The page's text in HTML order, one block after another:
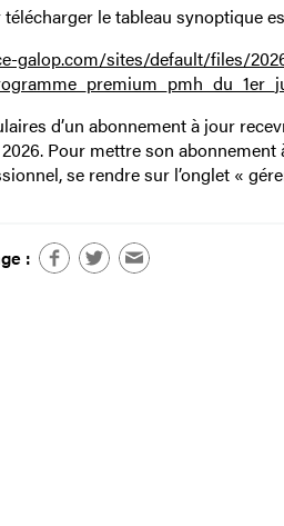
le tableau synoptique
galop.com/sites/default/files/
d’un abonnement à jour
Pour mettre son abonnement
se rendre sur l’onglet «
: